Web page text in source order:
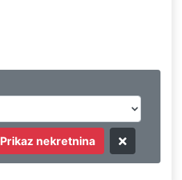
Prikaz nekretnina